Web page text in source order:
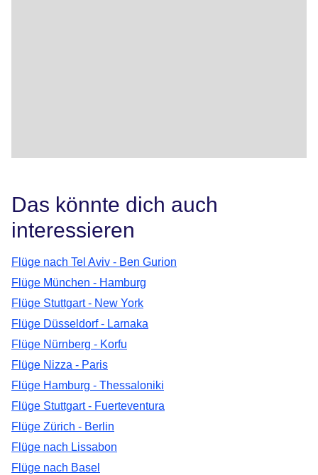
Das könnte dich auch
interessieren
Flüge nach Tel Aviv - Ben Gurion
Flüge München - Hamburg
Flüge Stuttgart - New York
Flüge Düsseldorf - Larnaka
Flüge Nürnberg - Korfu
Flüge Nizza - Paris
Flüge Hamburg - Thessaloniki
Flüge Stuttgart - Fuerteventura
Flüge Zürich - Berlin
Flüge nach Lissabon
Flüge nach Basel